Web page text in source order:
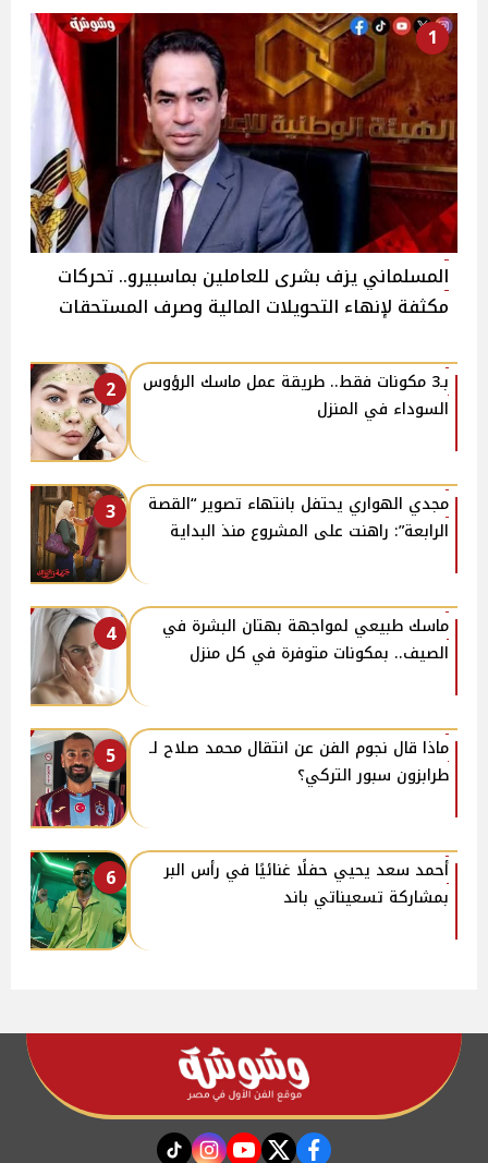
1
المسلماني يزف بشرى للعاملين بماسبيرو.. تحركات
مكثفة لإنهاء التحويلات المالية وصرف المستحقات
2
بـ3 مكونات فقط.. طريقة عمل ماسك الرؤوس
السوداء في المنزل
3
مجدي الهواري يحتفل بانتهاء تصوير “القصة
الرابعة”: راهنت على المشروع منذ البداية
4
ماسك طبيعي لمواجهة بهتان البشرة في
الصيف.. بمكونات متوفرة في كل منزل
5
ماذا قال نجوم الفن عن انتقال محمد صلاح لـ
طرابزون سبور التركي؟
6
أحمد سعد يحيي حفلًا غنائيًا في رأس البر
بمشاركة تسعيناتي باند